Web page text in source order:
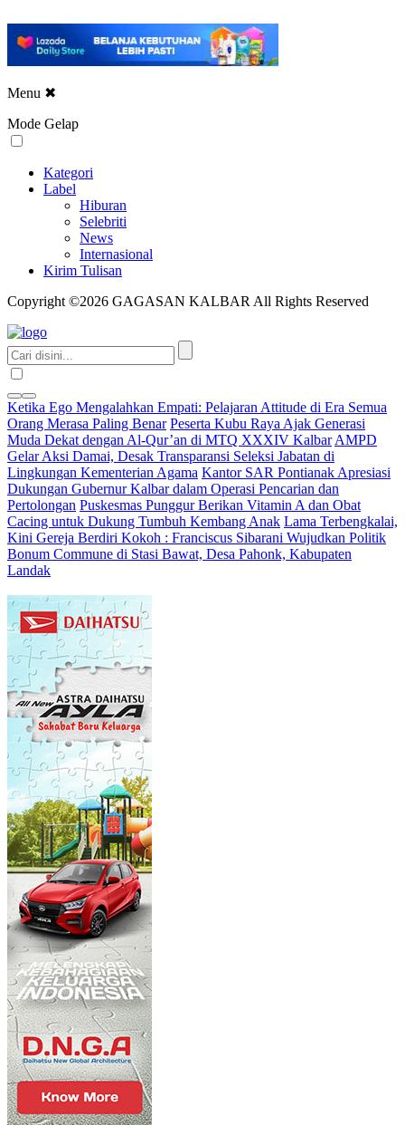
Menu ✖
Mode Gelap
Kategori
Label
Hiburan
Selebriti
News
Internasional
Kirim Tulisan
Copyright ©2026 GAGASAN KALBAR All Rights Reserved
Ketika Ego Mengalahkan Empati: Pelajaran Attitude di Era Semua
Orang Merasa Paling Benar Peserta Kubu Raya Ajak Generasi
Muda Dekat dengan Al-Qur’an di MTQ XXXIV Kalbar AMPD
Gelar Aksi Damai, Desak Transparansi Seleksi Jabatan di
Lingkungan Kementerian Agama Kantor SAR Pontianak Apresiasi
Dukungan Gubernur Kalbar dalam Operasi Pencarian dan
Pertolongan Puskesmas Punggur Berikan Vitamin A dan Obat
Cacing untuk Dukung Tumbuh Kembang Anak Lama Terbengkalai,
Kini Gereja Berdiri Kokoh : Franciscus Sibarani Wujudkan Politik
Bonum Commune di Stasi Bawat, Desa Pahonk, Kabupaten
Landak